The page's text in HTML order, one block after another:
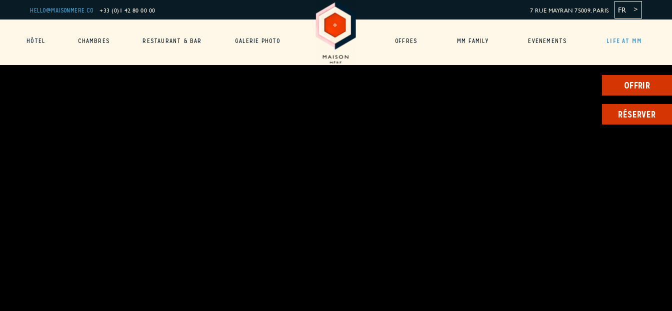
HELLO@MAISONMERE.CO +33 (0)1 42 80 00 00 7 RUE MAYRAN 75009, PARIS FR
HÔTEL CHAMBRES RESTAURANT & BAR GALERIE PHOTO OFFRES MM FAMILY EVENEMENTS LIFE AT MM
OFFRIR
RÉSERVER